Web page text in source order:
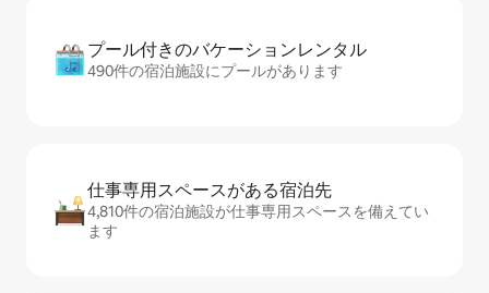
プール付きのバ⁠ケ⁠ー⁠シ⁠ョ⁠ンレ⁠ン⁠タ⁠ル
490件の宿泊施設にプールがあります
仕事専用ス⁠ペ⁠ー⁠スがあ⁠る宿⁠泊⁠先
4,810件の宿泊施設が仕事専用スペースを備えてい
ます